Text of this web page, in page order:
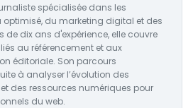
spécialisée dans les
du marketing digital et des
de dix ans d'expérience, elle couvre
au référencement et aux
éditoriale. Son parcours
à analyser l’évolution des
des ressources numériques pour
du web.